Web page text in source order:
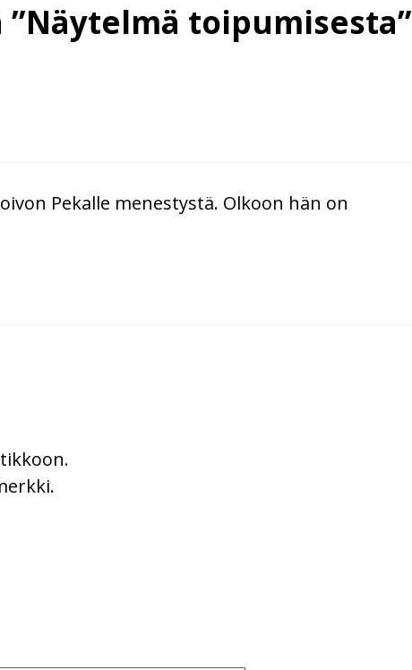
toipumisesta”
Pekalle menestystä. Olkoon hän on